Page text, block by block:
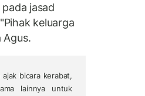
jasad
keluarga
Agus.
bicara kerabat,
lainnya untuk